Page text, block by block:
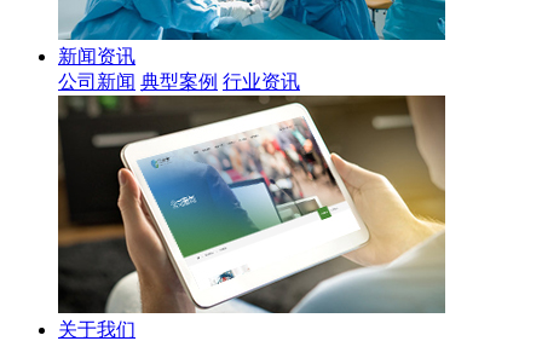
新闻资讯
公司新闻 典型案例 行业资讯
关于我们